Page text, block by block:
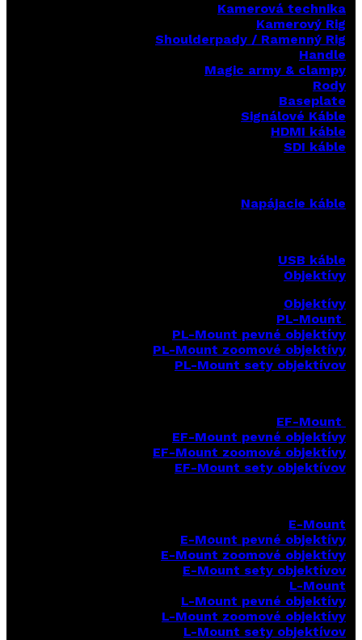
Kamerová technika
Kamerový Rig
Shoulderpady / Ramenný Rig
Handle
Magic army & clampy
Rody
Baseplate
Signálové Káble
HDMI káble
SDI káble
Napájacie káble
USB káble
Objektívy
Objektívy
PL-Mount
PL-Mount pevné objektívy
PL-Mount zoomové objektívy
PL-Mount sety objektívov
EF-Mount
EF-Mount pevné objektívy
EF-Mount zoomové objektívy
EF-Mount sety objektívov
E-Mount
E-Mount pevné objektívy
E-Mount zoomové objektívy
E-Mount sety objektívov
L-Mount
L-Mount pevné objektívy
L-Mount zoomové objektívy
L-Mount sety objektívov